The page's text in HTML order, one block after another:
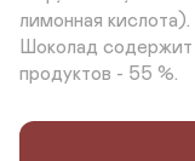
лимонная кислота).
Шоколад содержит
продуктов - 55 %.